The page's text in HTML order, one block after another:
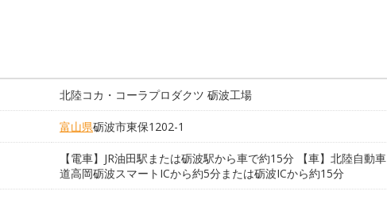
北陸コカ・コーラプロダクツ 砺波工場
富山県砺波市東保1202-1
【電車】JR油田駅または砺波駅から車で約15分 【車】北陸自動車
道高岡砺波スマートICから約5分または砺波ICから約15分